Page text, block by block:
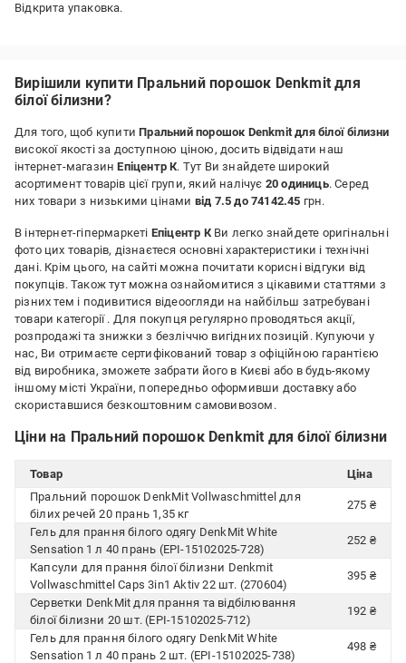
Відкрита упаковка.
Вирішили купити Пральний порошок Denkmit для
білої білизни?
Для того, щоб купитиПральний порошок Denkmit для білої білизни
високої якості за доступною ціною, досить відвідати наш
інтернет-магазинЕпіцентр К. Тут Ви знайдете широкий
асортимент товарів цієї групи, який налічує 20 одиниць. Серед
них товари з низькими цінами від 7.5 до 74142.45 грн.
В інтернет-гіпермаркеті Епіцентр КВи легко знайдете оригінальні
фото цих товарів, дізнаєтеся основні характеристики і технічні
дані. Крім цього, на сайті можна почитати корисні відгуки від
покупців. Також тут можна ознайомитися з цікавими статтями з
різних тем і подивитися відеоогляди на найбільш затребувані
товари категорії . Для покупця регулярно проводяться акції,
розпродажі та знижки з безліччю вигідних позицій. Купуючи у
нас, Ви отримаєте сертифікований товар з офіційною гарантією
від виробника, зможете забрати його в Києві або в будь-якому
іншому місті України, попередньо оформивши доставку або
скориставшися безкоштовним самовивозом.
Ціни на Пральний порошок Denkmit для білої білизни
Товар
Ціна
Пральний порошок DenkMit Vollwaschmittel для
білих речей 20 прань 1,35 кг
275 ₴
Гель для прання білого одягу DenkMit White
Sensation 1 л 40 прань (EPI-15102025-728)
252 ₴
Капсули для прання білої білизни Denkmit
Vollwaschmittel Caps 3in1 Aktiv 22 шт. (270604)
395 ₴
Серветки DenkMit для прання та відбілювання
білої білизни 20 шт. (EPI-15102025-712)
192 ₴
Гель для прання білого одягу DenkMit White
Sensation 1 л 40 прань 2 шт. (EPI-15102025-738)
498 ₴